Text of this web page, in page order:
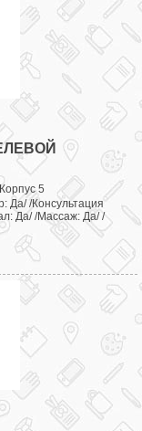
5
Да/ /Консультация
Да/ /Массаж: Да/ /